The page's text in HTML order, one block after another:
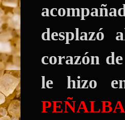
desplazó
corazón
le hizo
PEÑALBA